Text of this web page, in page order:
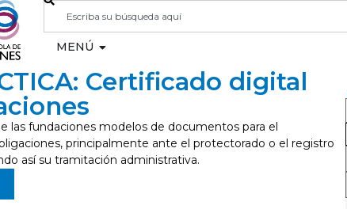
MENÚ
Certificado digital
las fundaciones modelos de documentos para el
principalmente ante el protectorado o el registro
así su tramitación administrativa.